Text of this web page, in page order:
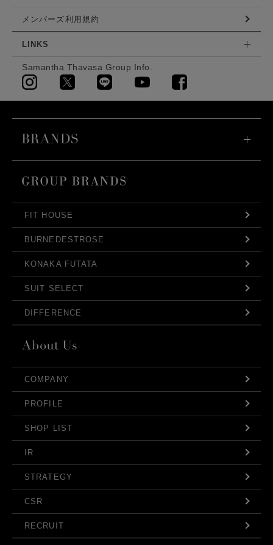
メンバーズ利用規約
LINKS
Samantha Thavasa Group Info.
FIT HOUSE
BURNEDESTROSE
KONAKA FUTATA
SUIT SELECT
DIFFERENCE
COMPANY
PROFILE
SHOP LIST
IR
STRATEGY
CSR
RECRUIT